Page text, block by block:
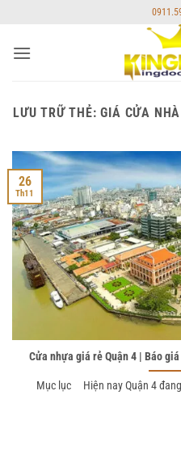
nội
LƯU TRỮ THẺ:GIÁ CỬA
Cửa nhựa giá rẻ Quận 4 | Báo
Mục lục Hiện nay Quận 4
26
Th11